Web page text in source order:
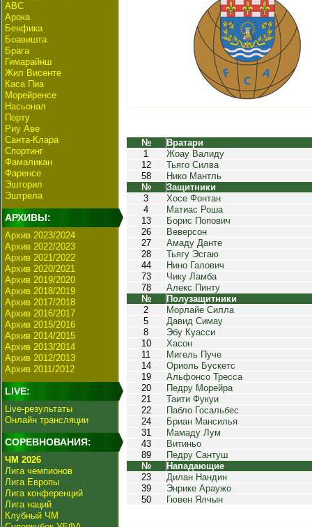
АВС
Арока
Бенфика
Боавишта
Брага
Гимарайнш
Жил Висенте
Каса Пиа
Морейренсе
Насьонал
Порту
Риу Аве
Санта-Клара
Спортинг
Фамаликан
Фаренсе
Эшторил
Эштрела
АРХИВЫ:
Архив 2023/2024
Архив 2022/2023
Архив 2021/2022
Архив 2020/2021
Архив 2019/2020
Архив 2018/2019
Архив 2017/2018
Архив 2016/2017
Архив 2015/2016
Архив 2014/2015
Архив 2013/2014
Архив 2012/2013
Архив 2011/2012
LIVE:
Live-результаты
Онлайн трансляции
СОРЕВНОВАНИЯ:
ЧМ 2026
Лига чемпионов
Лига Европы
Лига конференций
Лига наций
Клубный ЧМ
№
Вратари
1
Жоау Валиду
12
Тьяго Силва
58
Нико Мантль
№
Защитники
3
Хосе Фонтан
4
Матиас Роша
13
Борис Попович
26
Веверсон
27
Амаду Данте
28
Тьягу Эсгаю
44
Нино Галович
73
Чику Ламба
78
Алекс Пинту
№
Полузащитники
2
Морлайе Силла
5
Давид Симау
8
Эбу Куасси
10
Хасон
11
Мигель Пуче
14
Ориоль Бускетс
19
Альфонсо Тресса
20
Педру Морейра
21
Таити Фукуи
22
Пабло Госальбес
24
Бриан Мансилья
31
Мамаду Лум
43
Витиньо
89
Педру Сантуш
№
Нападающие
23
Дилан Нандин
39
Энрике Араужо
50
Гювен Ялчын